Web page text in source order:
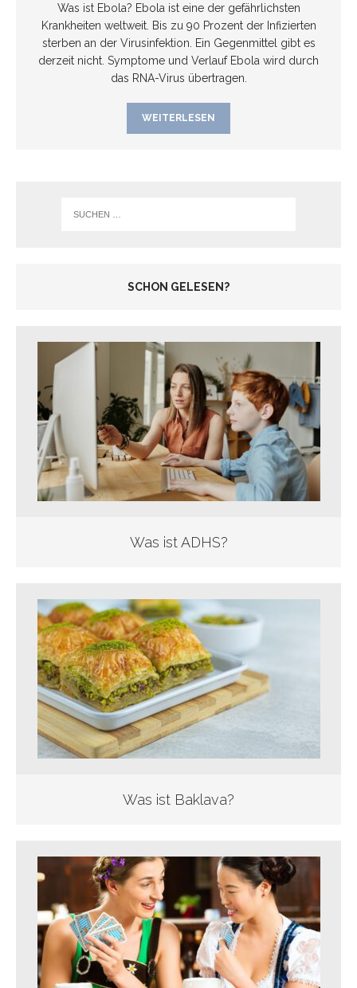
Was ist Ebola? Ebola ist eine der gefährlichsten
Krankheiten weltweit. Bis zu 90 Prozent der Infizierten
sterben an der Virusinfektion. Ein Gegenmittel gibt es
derzeit nicht. Symptome und Verlauf Ebola wird durch
das RNA-Virus übertragen.
WEITERLESEN
SCHON GELESEN?
Was ist ADHS?
Was ist Baklava?